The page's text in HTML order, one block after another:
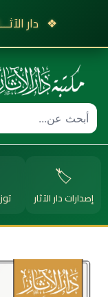
❖ دار
🏷️
إصدارات دار الآثار